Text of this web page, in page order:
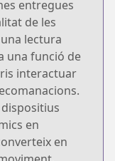
entregues
de les
lectura
una funció de
interactuar
en
en